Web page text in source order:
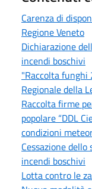
Carenza di
Regione Veneto
Dichiarazione
incendi boschivi
"Raccolta funghi
Regionale della
Raccolta firme
popolare “DDL
condizioni
Cessazione
incendi boschivi
Lotta contro le